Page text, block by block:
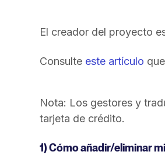
El creador del proyecto
Consulte este artículo
Nota: Los gestores y
tarjeta de crédito.
1) Cómo añadir/eliminar